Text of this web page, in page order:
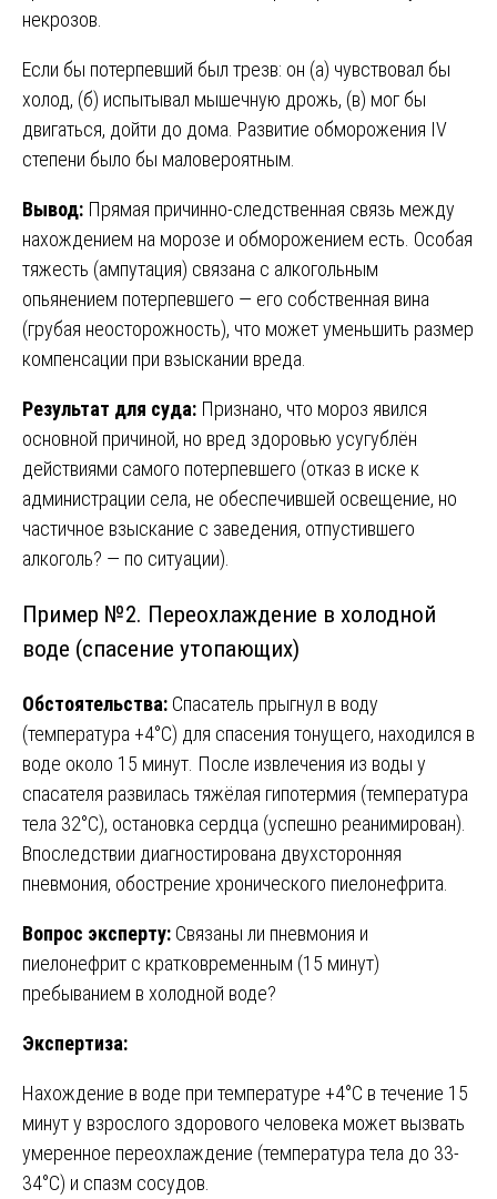
некрозов.
Если бы потерпевший был трезв: он (а) чувствовал бы
холод, (б) испытывал мышечную дрожь, (в) мог бы
двигаться, дойти до дома. Развитие обморожения IV
степени было бы маловероятным.
Вывод: Прямая причинно-следственная связь между
нахождением на морозе и обморожением есть. Особая
тяжесть (ампутация) связана с алкогольным
опьянением потерпевшего — его собственная вина
(грубая неосторожность), что может уменьшить размер
компенсации при взыскании вреда.
Результат для суда: Признано, что мороз явился
основной причиной, но вред здоровью усугублён
действиями самого потерпевшего (отказ в иске к
администрации села, не обеспечившей освещение, но
частичное взыскание с заведения, отпустившего
алкоголь? — по ситуации).
Пример №2. Переохлаждение в холодной
воде (спасение утопающих)
Обстоятельства: Спасатель прыгнул в воду
(температура +4°C) для спасения тонущего, находился в
воде около 15 минут. После извлечения из воды у
спасателя развилась тяжёлая гипотермия (температура
тела 32°C), остановка сердца (успешно реанимирован).
Впоследствии диагностирована двухсторонняя
пневмония, обострение хронического пиелонефрита.
Вопрос эксперту: Связаны ли пневмония и
пиелонефрит с кратковременным (15 минут)
пребыванием в холодной воде?
Экспертиза:
Нахождение в воде при температуре +4°C в течение 15
минут у взрослого здорового человека может вызвать
умеренное переохлаждение (температура тела до 33-
34°C) и спазм сосудов.